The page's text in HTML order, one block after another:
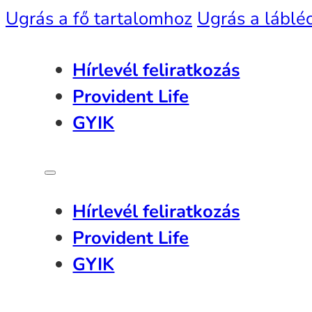
Ugrás a fő tartalomhoz Ugrás a
Hírlevél feliratkozás
Provident Life
GYIK
Hírlevél feliratkozás
Provident Life
GYIK